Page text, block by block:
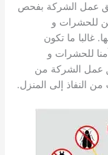
عمل الشركة بفحص
للحشرات و
غالبا ما تكون
للحشرات و
عمل الشركة من
النفاذ إلى المنزل.